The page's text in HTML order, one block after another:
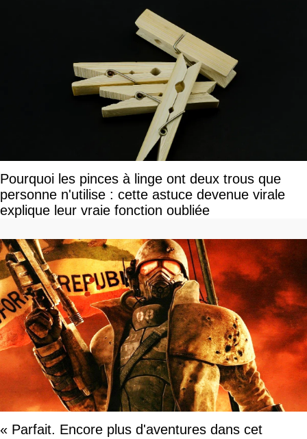
Pourquoi les pinces à linge ont deux trous que
personne n'utilise : cette astuce devenue virale
explique leur vraie fonction oubliée
« Parfait. Encore plus d'aventures dans cet